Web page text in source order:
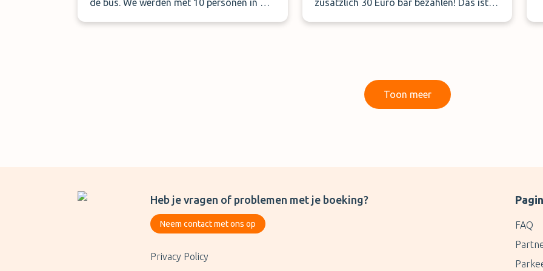
de bus. We werden met 10 personen in de
zusätzlich 30 Euro bar bezahlen! Das ist
Toon meer
Heb je vragen of problemen met je boeking?
Neem contact met ons op
Privacy Policy
FAQ